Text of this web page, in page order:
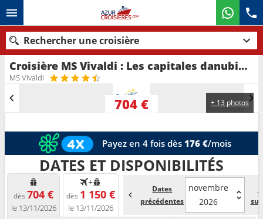
Croisière MS Vivaldi : Les capitales danubiennes au départ de Vienne
MS Vivaldi
+ 13 photos
704 €
Payez en 4 fois dès 176 €/mois
DATES ET DISPONIBILITÉS
dès 704 €
le 13/11/2026
+
dès 1 150 €
le 13/11/2026
Dates
précédentes
novembre
2026
Rechercher une croisière
Nos destinations
Rechercher